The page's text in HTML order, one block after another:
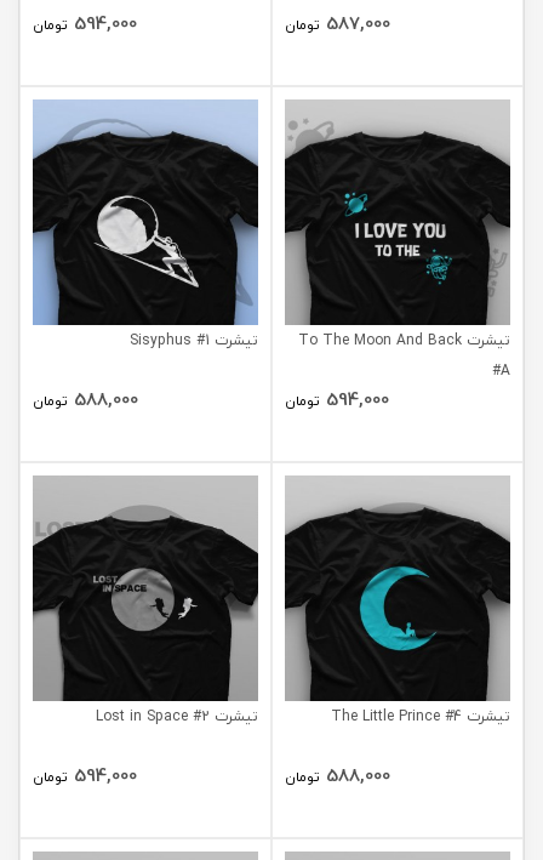
587,000 تومان 594,000 تومان
تیشرت To The Moon And Back
#A
594,000 تومان
تیشرت Sisyphus #1
588,000 تومان
تیشرت The Little Prince #4
588,000 تومان
تیشرت Lost in Space #2
594,000 تومان